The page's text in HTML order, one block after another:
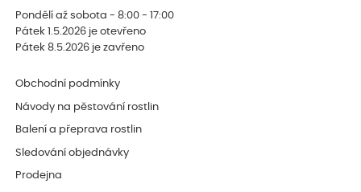
Pondělí až sobota - 8:00 - 17:00
Pátek 1.5.2026 je otevřeno
Pátek 8.5.2026 je zavřeno
Obchodní podmínky
Návody na pěstování rostlin
Balení a přeprava rostlin
Sledování objednávky
Prodejna